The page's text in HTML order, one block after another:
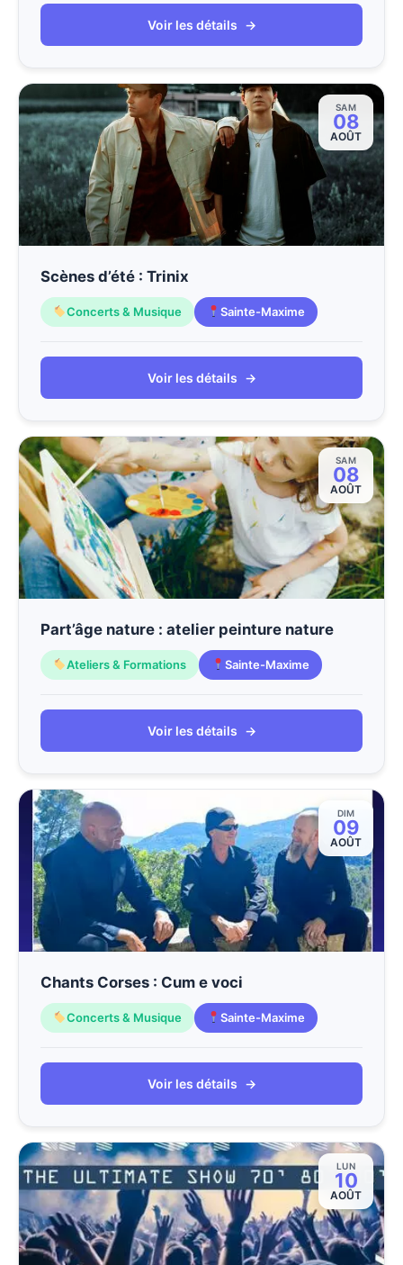
Voir les détails →
SAM
08
AOÛT
Scènes d’été : Trinix
Concerts & Musique Sainte-Maxime
Voir les détails →
SAM
08
AOÛT
Part’âge nature : atelier peinture nature
Ateliers & Formations Sainte-Maxime
Voir les détails →
DIM
09
AOÛT
Chants Corses : Cum e voci
Concerts & Musique Sainte-Maxime
Voir les détails →
LUN
10
AOÛT